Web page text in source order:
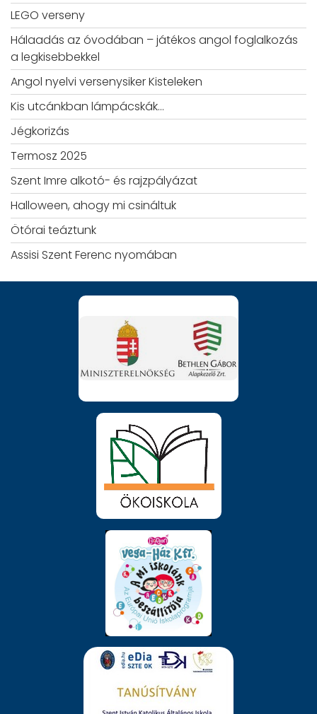
LEGO verseny
Hálaadás az óvodában – játékos angol foglalkozás
a legkisebbekkel
Angol nyelvi versenysiker Kisteleken
Kis utcánkban lámpácskák…
Jégkorizás
Termosz 2025
Szent Imre alkotó- és rajzpályázat
Halloween, ahogy mi csináltuk
Ötórai teáztunk
Assisi Szent Ferenc nyomában